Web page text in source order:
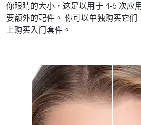
你眼睛的大小，这足以用于 4-6 次应
要额外的配件。 你可以单独购买它们
上购买入门套件。